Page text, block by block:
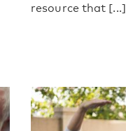
resource that [...]